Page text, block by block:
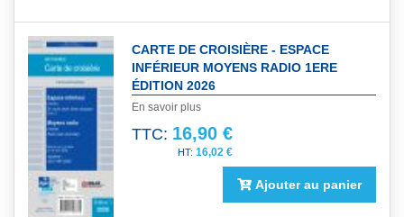
CARTE DE CROISIÈRE - ESPACE
INFÉRIEUR MOYENS RADIO 1ERE
ÉDITION 2026
En savoir plus
TTC: 16,90 €
16,02 €
Ajouter au panier